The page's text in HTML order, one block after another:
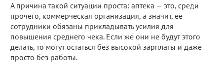
А причина такой ситуации проста: аптека — это, среди
прочего, коммерческая организация, а значит, ее
сотрудники обязаны прикладывать усилия для
повышения среднего чека. Если же они не будут этого
делать, то могут остаться без высокой зарплаты и даже
просто без работы.